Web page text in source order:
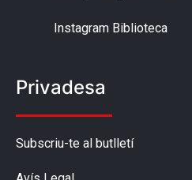
Instagram Biblioteca
Privadesa
Subscriu-te al butlletí